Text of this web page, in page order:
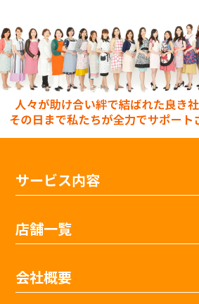
サービス内容
店舗一覧
会社概要